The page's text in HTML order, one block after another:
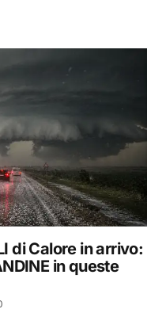
di Calore in arrivo:
in queste